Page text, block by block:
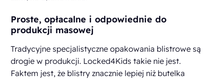
Proste, opłacalne i odpowiednie do
produkcji masowej
Tradycyjne specjalistyczne opakowania blistrowe są
drogie w produkcji. Locked4Kids takie nie jest.
Faktem jest, że blistry znacznie lepiej niż butelka